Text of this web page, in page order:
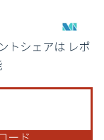
示が必要です。